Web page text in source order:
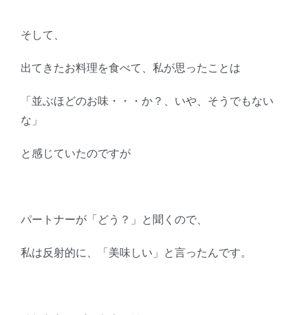
そして、
出てきたお料理を食べて、私が思ったことは
「並ぶほどのお味・・・か？、いや、そうでもない
な」
と感じていたのですが
パートナーが「どう？」と聞くので、
私は反射的に、「美味しい」と言ったんです。